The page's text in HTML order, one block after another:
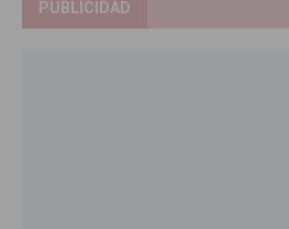
PUBLICIDAD